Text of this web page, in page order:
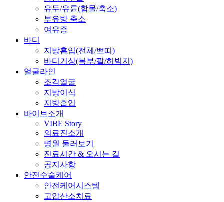
유두/유륜(함몰/축소)
부유방 축소
여유증
바디
지방흡입(전체/쁘띠)
바디거상(복부/팔/허벅지)
얼굴라인
조각얼굴
지방이식
지방흡입
바이브소개
VIBE Story
의료진소개
병원 둘러보기
진료시간 & 오시는 길
공지사항
안전수술케어
안전케어시스템
고압산소치료